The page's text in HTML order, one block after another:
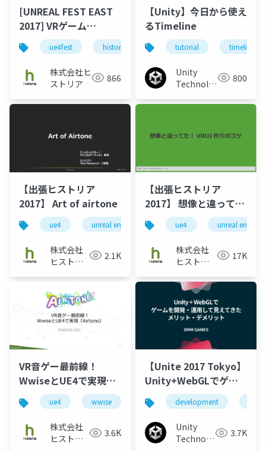
[UNREAL FEST EAST
2017] VRゲーム
airtone制作事例 - VR
を活かす3つのゲームデ
ザイン的挑戦
ue4fest historia game design ue4
株式会社ヒ
ストリア
866
【Unity】今日から使え
るTimeline
tutorial timeline
Unity
Technologies 800
【出張ヒストリア
2017】 Art of airtone
ue4 unreal engine historia unreal engine
株式会社
ヒストリ
2.1K
【出張ヒストリア
2017】 想像と違って
た！ VRUI作りのコツ
ue4 unreal engine
株式会社
ヒストリ
17K
VR音ゲー最前線！
WwiseとUE4で実現
Airtoneue4 wwise historia unreal engine
株式会社
ヒストリ
3.6K
【Unite 2017 Tokyo】
Unity+WebGLでゲー
ムを開発・運用して見
えてきたメリット・デ
メリット
development
Unity
Technologies 3.7K